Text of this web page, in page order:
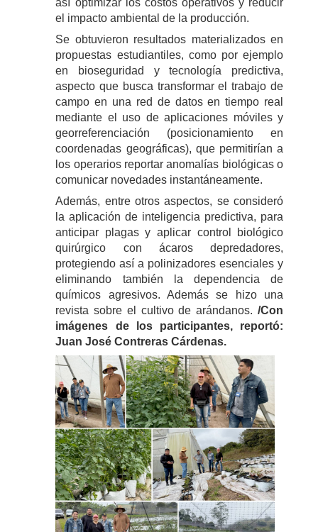
el impacto ambiental de la producción.
Se obtuvieron resultados materializados en
propuestas estudiantiles, como por ejemplo
en bioseguridad y tecnología predictiva,
aspecto que busca transformar el trabajo de
campo en una red de datos en tiempo real
mediante el uso de aplicaciones móviles y
georreferenciación (posicionamiento en
coordenadas geográficas), que permitirían a
los operarios reportar anomalías biológicas o
comunicar novedades instantáneamente.
Además, entre otros aspectos, se consideró
la aplicación de inteligencia predictiva, para
anticipar plagas y aplicar control biológico
quirúrgico con ácaros depredadores,
protegiendo así a polinizadores esenciales y
eliminando también la dependencia de
químicos agresivos. Además se hizo una
revista sobre el cultivo de arándanos./Con
imágenes de los participantes, reportó:
Juan José Contreras Cárdenas.